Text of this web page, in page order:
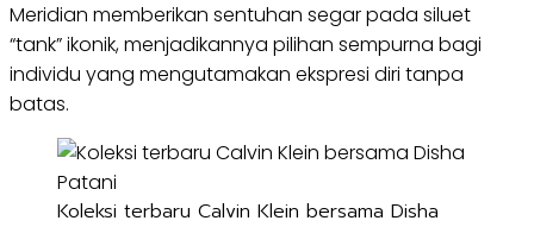
Meridian memberikan sentuhan segar pada siluet
“tank” ikonik, menjadikannya pilihan sempurna bagi
individu yang mengutamakan ekspresi diri tanpa
batas.
Koleksi terbaru Calvin Klein bersama Disha